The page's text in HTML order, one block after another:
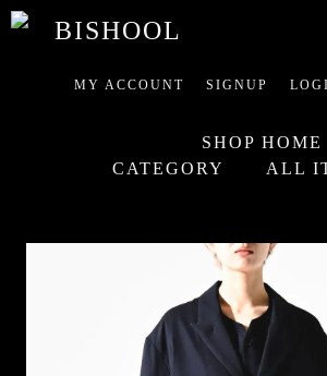
MY ACCOUNT SIGNUP
SHOP HOME
CATEGORY
ALL